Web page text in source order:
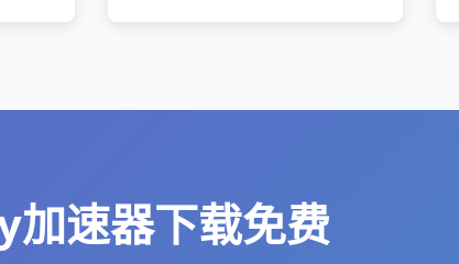
速器下载免费